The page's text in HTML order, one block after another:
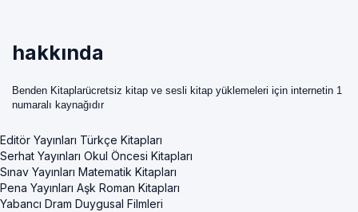
hakkında
Benden Kitaplarücretsiz kitap ve sesli kitap yüklemeleri için internetin 1
numaralı kaynağıdır
Editör Yayınları Türkçe Kitapları
Serhat Yayınları Okul Öncesi Kitapları
Sınav Yayınları Matematik Kitapları
Pena Yayınları Aşk Roman Kitapları
Yabancı Dram Duygusal Filmleri